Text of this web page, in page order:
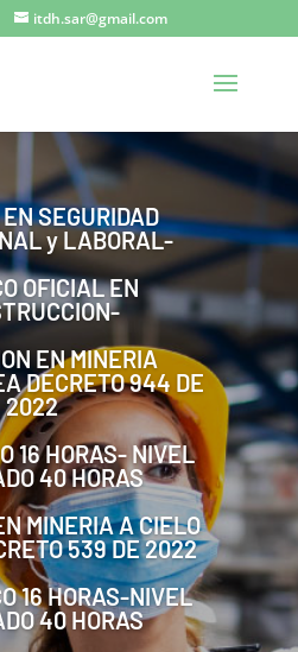
itdh.sar@gmail.com
SEGURIDAD
y LABORAL-
OFICIAL EN
EN MINERIA
DECRETO 944 DE
2022
16 HORAS- NIVEL
40 HORAS
MINERIA A CIELO
539 DE 2022
16 HORAS-NIVEL
40 HORAS